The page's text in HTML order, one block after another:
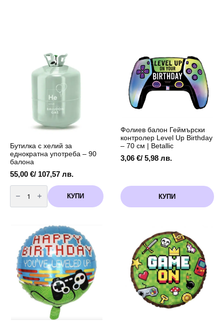
Бутилка с хелий за
еднократна употреба – 90
балона
55,00 €/ 107,57 лв.
количество
за
Бутилка
с
еднократна
употреба
балона
КУПИ
Фолиев балон Геймърски
контролер Level Up Birthday
– 70 см | Betallic
3,06 €/ 5,98 лв.
КУПИ